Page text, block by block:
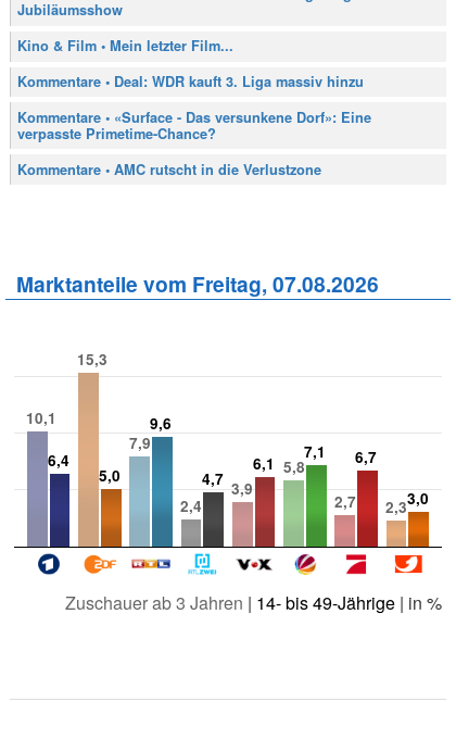
Jubiläumsshow
Kino & Film • Mein letzter Film...
Kommentare • Deal: WDR kauft 3. Liga massiv hinzu
Kommentare • «Surface - Das versunkene Dorf»: Eine
verpasste Primetime-Chance?
Kommentare • AMC rutscht in die Verlustzone
Marktanteile vom Freitag, 07.08.2026
10,1
15,3
7,9
2,4
3,9
5,8
2,7
2,3
6,4
5,0
9,6
4,7
6,1
7,1 6,7
3,0
Zuschauer ab 3 Jahren | 14- bis 49-Jährige| in %